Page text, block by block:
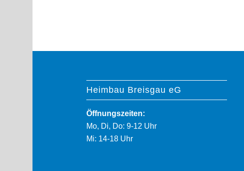
Heimbau Breisgau eG
Öffnungszeiten:
Mo, Di, Do: 9-12 Uhr
Mi: 14-18 Uhr